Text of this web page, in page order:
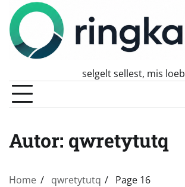
Skip
content
selgelt sellest, mis loeb
Autor: qwretytutq
Home qwretytutq Page 16